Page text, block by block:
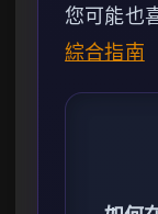
您可能也
綜合指南